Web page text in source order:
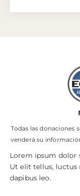
Todas las donaciones
venderá su
Lorem ipsum dolor
Ut elit tellus,
dapibus leo.